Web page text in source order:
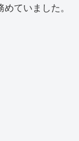
めていました。